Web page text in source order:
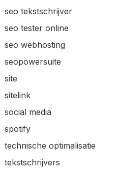
seo tekstschrijver
seo tester online
seo webhosting
seopowersuite
site
sitelink
social media
spotify
technische optimalisatie
tekstschrijvers